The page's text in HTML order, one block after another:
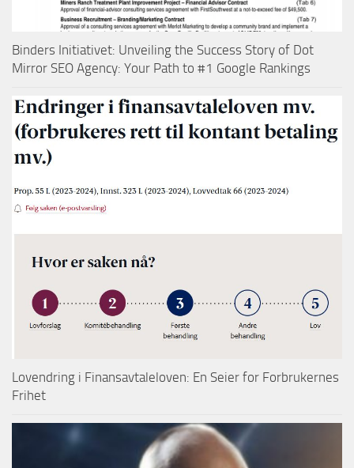
Binders Initiativet: Unveiling the Success Story of Dot
Mirror SEO Agency: Your Path to #1 Google Rankings
Lovendring i Finansavtaleloven: En Seier for Forbrukernes
Frihet